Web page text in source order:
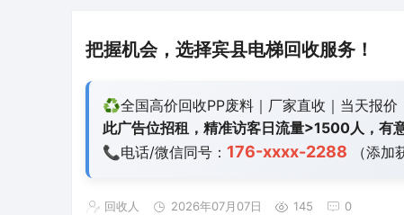
把握机会，选择宾县电梯回收服务！
♻️全国高价回收PP废料｜厂家直收｜当天报价
此广告位招租，精准访客日流量>1500人，有
📞电话/微信同号： 176-xxxx-2288 （添加
回收人 2026年07月07日 145 0